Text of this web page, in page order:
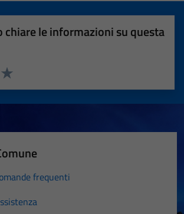
chiare le informazioni su questa
Valuta 5 stelle su 5
4 stelle su 5
stelle su 5
su 5
5
frequenti